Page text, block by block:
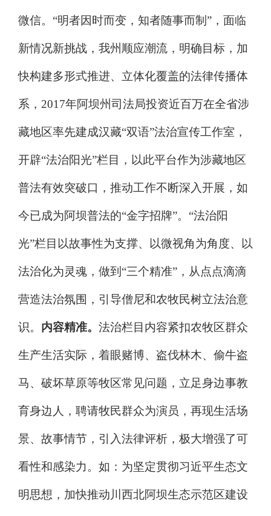
微信。 “明者因时而变，知者随事而制 ” ，面临
新情况新挑战，我州顺应潮流，明确目标，加
快构建多形式推进、立体化覆盖的法律传播体
系， 2017年阿坝州司法局投资近百万在全省涉
藏地区率先建成汉藏“双语”法治宣传工作室，
开辟“法治阳光”栏目，以此平台作为涉藏地区
普法有效突破口，推动工作不断深入开展，如
今已成为阿坝普法的“金字招牌”。 “法治阳
光”栏目以故事性为支撑、以微视角为角度、以
法治化为灵魂，做到 “三个精准” ，从点点滴滴
营造法治氛围，引导僧尼和农牧民树立法治意
识。 内容精准。 法治栏目内容紧扣农牧区群众
生产生活实际，着眼赌博、盗伐林木、偷牛盗
马、破坏草原等牧区常见问题，立足身边事教
育身边人，聘请牧民群众为演员，再现生活场
景、故事情节，引入法律评析，极大增强了可
看性和感染力。如：为坚定贯彻习近平生态文
明思想，加快推动川西北阿坝生态示范区建设